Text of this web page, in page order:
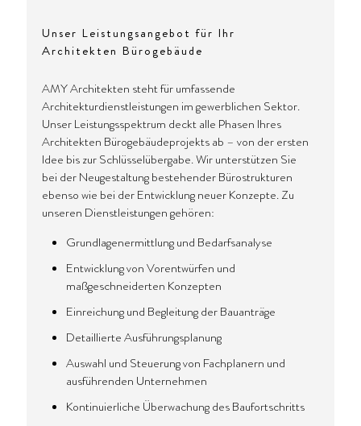
Unser Leistungsangebot für Ihr
Architekten Bürogebäude
AMY Architekten steht für umfassende
Architekturdienstleistungen im gewerblichen Sektor.
Unser Leistungsspektrum deckt alle Phasen Ihres
Architekten Bürogebäudeprojekts ab – von der ersten
Idee bis zur Schlüsselübergabe. Wir unterstützen Sie
bei der Neugestaltung bestehender Bürostrukturen
ebenso wie bei der Entwicklung neuer Konzepte. Zu
unseren Dienstleistungen gehören:
Grundlagenermittlung und Bedarfsanalyse
Entwicklung von Vorentwürfen und
maßgeschneiderten Konzepten
Einreichung und Begleitung der Bauanträge
Detaillierte Ausführungsplanung
Auswahl und Steuerung von Fachplanern und
ausführenden Unternehmen
Kontinuierliche Überwachung des Baufortschritts